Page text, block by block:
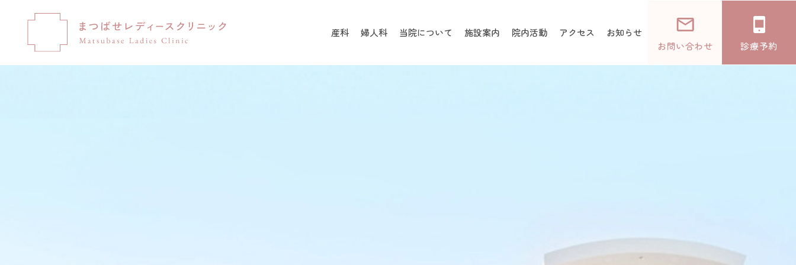
産科 婦人科 当院について 施設案内 院内活動 アクセス
お知らせ
お問い合わせ
診療予約